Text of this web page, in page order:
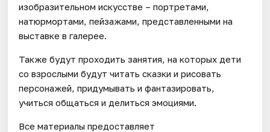
изобразительном искусстве – портретами,
натюрмортами, пейзажами, представленными на
выставке в галерее.
Также будут проходить занятия, на которых дети
со взрослыми будут читать сказки и рисовать
персонажей, придумывать и фантазировать,
учиться общаться и делиться эмоциями.
Все материалы предоставляет